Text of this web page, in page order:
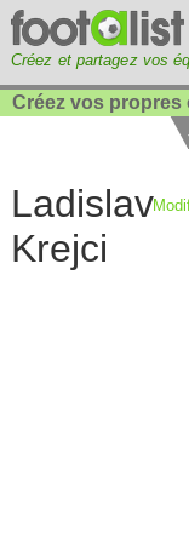
Créez et partagez vos
Créez vos propres
Ladislav
Krejci